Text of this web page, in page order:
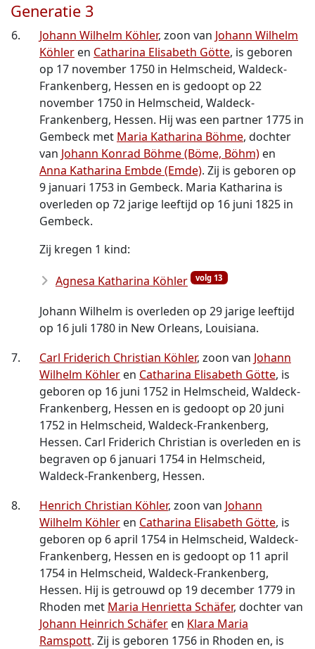
Generatie 3
6. Johann Wilhelm Köhler, zoon van Johann Wilhelm
Köhler en Catharina Elisabeth Götte, is geboren
op 17 november 1750 in Helmscheid, Waldeck-
Frankenberg, Hessen en is gedoopt op 22
november 1750 in Helmscheid, Waldeck-
Frankenberg, Hessen. Hij was een partner 1775 in
Gembeck met Maria Katharina Böhme, dochter
van Johann Konrad Böhme (Böme, Böhm) en
Anna Katharina Embde (Emde). Zij is geboren op
9 januari 1753 in Gembeck. Maria Katharina is
overleden op 72 jarige leeftijd op 16 juni 1825 in
Gembeck.
Zij kregen 1 kind:
Agnesa Katharina Köhler volg 13
Johann Wilhelm is overleden op 29 jarige leeftijd
op 16 juli 1780 in New Orleans, Louisiana.
7.
Carl Friderich Christian Köhler, zoon van Johann
Wilhelm Köhler en Catharina Elisabeth Götte, is
geboren op 16 juni 1752 in Helmscheid, Waldeck-
Frankenberg, Hessen en is gedoopt op 20 juni
1752 in Helmscheid, Waldeck-Frankenberg,
Hessen. Carl Friderich Christian is overleden en is
begraven op 6 januari 1754 in Helmscheid,
Waldeck-Frankenberg, Hessen.
8.
Henrich Christian Köhler, zoon van Johann
Wilhelm Köhler en Catharina Elisabeth Götte, is
geboren op 6 april 1754 in Helmscheid, Waldeck-
Frankenberg, Hessen en is gedoopt op 11 april
1754 in Helmscheid, Waldeck-Frankenberg,
Hessen. Hij is getrouwd op 19 december 1779 in
Rhoden met Maria Henrietta Schäfer, dochter van
Johann Heinrich Schäfer en Klara Maria
Ramspott. Zij is geboren 1756 in Rhoden en, is